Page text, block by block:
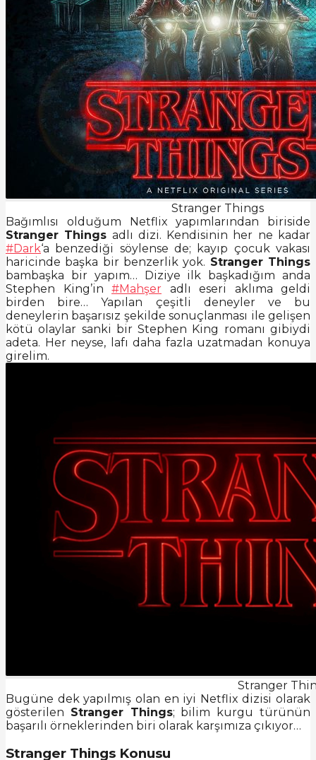
Stranger Things
Bağımlısı olduğum Netflix yapımlarından biriside
Stranger Things adlı dizi. Kendisinin her ne kadar
#Dark‘a benzediği söylense de; kayıp çocuk vakası
haricinde başka bir benzerlik yok. Stranger Things
bambaşka bir yapım… Diziye ilk başkadığım anda
Stephen King’in #Mahşer adlı eseri aklıma geldi
birden bire… Yapılan çeşitli deneyler ve bu
deneylerin başarısız şekilde sonuçlanması ile gelişen
kötü olaylar sanki bir Stephen King romanı gibiydi
adeta. Her neyse, lafı daha fazla uzatmadan konuya
girelim.
Stranger
Bugüne dek yapılmış olan en iyi Netflix dizisi olarak
gösterilen Stranger Things; bilim kurgu türünün
başarılı örneklerinden biri olarak karşımıza çıkıyor…
Stranger Things Konusu